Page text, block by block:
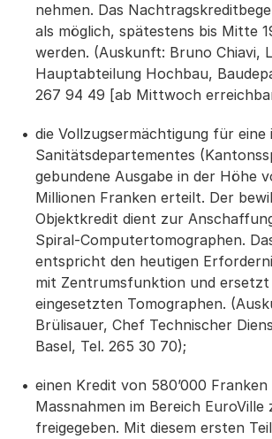
nehmen. Das
als möglich, spätestens bis Mitte
werden. (Auskunft: Bruno Chiavi,
Hauptabteilung Hochbau,
267 94 49 [ab Mittwoch
die Vollzugsermächtigung für eine
Sanitätsdepartementes
gebundene Ausgabe in der Höhe
Millionen Franken erteilt. Der
Objektkredit dient zur
Spiral-Computertomographen.
entspricht den heutigen
mit Zentrumsfunktion und ersetzt
eingesetzten Tomographen.
Brülisauer, Chef Technischer
Basel, Tel. 265 30 70);
einen Kredit von 580’000
Massnahmen im Bereich EuroVille
freigegeben. Mit diesem ersten